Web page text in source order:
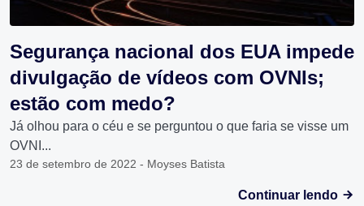
Segurança nacional dos EUA impede
divulgação de vídeos com OVNIs;
estão com medo?
Já olhou para o céu e se perguntou o que faria se visse um
OVNI...
23 de setembro de 2022 - Moyses Batista
Continuar lendo